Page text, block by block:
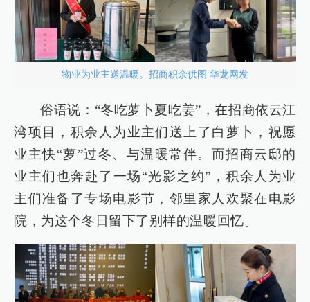
物业为业主送温暖。招商积余供图 华龙网发
俗语说：“冬吃萝卜夏吃姜”，在招商依云江
湾项目，积余人为业主们送上了白萝卜，祝愿
业主快“萝”过冬、与温暖常伴。而招商云邸的
业主们也奔赴了一场“光影之约”，积余人为业
主们准备了专场电影节，邻里家人欢聚在电影
院，为这个冬日留下了别样的温暖回忆。